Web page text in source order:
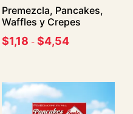
Premezcla, Pancakes,
Waffles y Crepes
$1,18 - $4,54